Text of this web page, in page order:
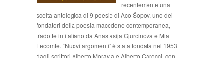
recentemente una
scelta antologica di 9 poesie di Aco Šopov, uno dei
fondatori della poesia macedone contemporanea,
tradotte in italiano da Anastasija Gjurcinova e Mia
Lecomte. “Nuovi argomenti” è stata fondata nel 1953
dagli scrittori Alberto Moravia e Alberto Carocci, con